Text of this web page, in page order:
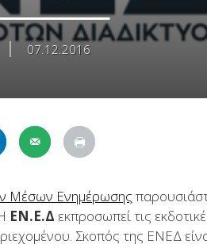
07.12.2016
Μέσων Ενημέρωσης
ΕΝ.Ε.Δ εκπροσωπεί τις
Σκοπός της ΕΝΕΔ